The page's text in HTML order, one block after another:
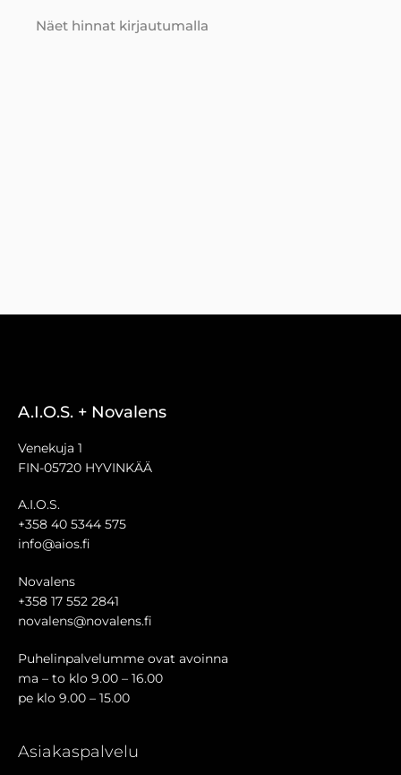
Näet hinnat kirjautumalla
A.I.O.S. + Novalens
Venekuja 1
FIN-05720 HYVINKÄÄ
A.I.O.S.
+358 40 5344 575
info@aios.fi
Novalens
+358 17 552 2841
novalens@novalens.fi
Puhelinpalvelumme ovat avoinna
ma – to klo 9.00 – 16.00
pe klo 9.00 – 15.00
Asiakaspalvelu